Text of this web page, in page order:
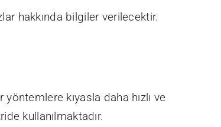
hakkında bilgiler verilecektir.
kıyasla daha hızlı ve
kullanılmaktadır.